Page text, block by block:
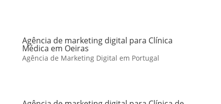
Agência de marketing digital para Clínica
Médica em Oeiras
Agência de Marketing Digital em Portugal